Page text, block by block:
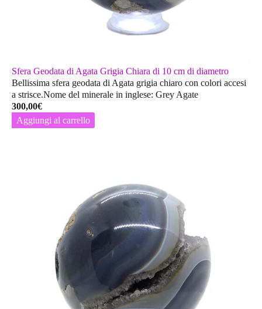
Sfera Geodata di Agata Grigia Chiara di 10 cm di diametro
Bellissima sfera geodata di Agata grigia chiaro con colori accesi
a strisce.Nome del minerale in inglese: Grey Agate
300,00€
Aggiungi al carrello